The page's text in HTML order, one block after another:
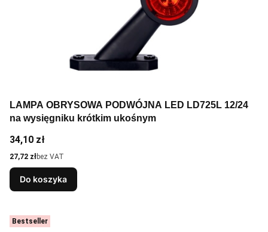
LAMPA OBRYSOWA PODWÓJNA LED LD725L 12/24
na wysięgniku krótkim ukośnym
Cena
34,10 zł
Cena
27,72 złbez VAT
Do koszyka
Bestseller